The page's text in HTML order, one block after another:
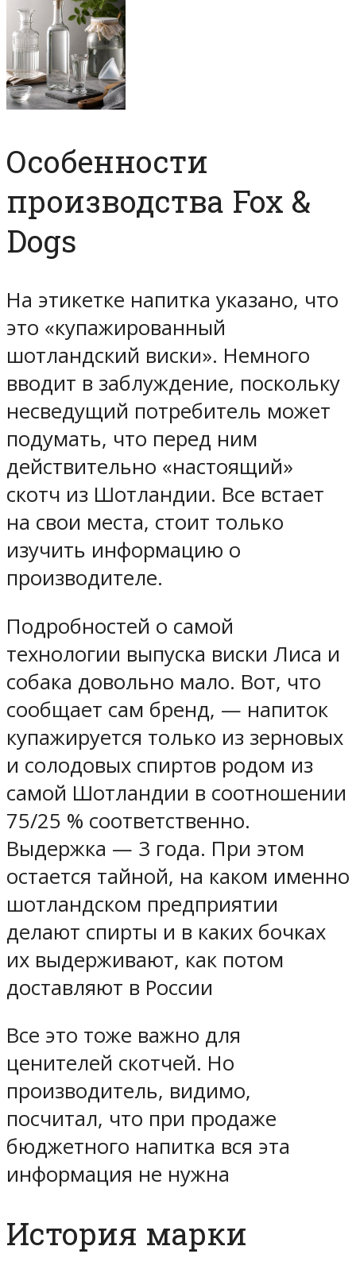
Особенности
производства Fox &
Dogs
На этикетке напитка указано, что
это «купажированный
шотландский виски». Немного
вводит в заблуждение, поскольку
несведущий потребитель может
подумать, что перед ним
действительно «настоящий»
скотч из Шотландии. Все встает
на свои места, стоит только
изучить информацию о
производителе.
Подробностей о самой
технологии выпуска виски Лиса и
собака довольно мало. Вот, что
сообщает сам бренд, — напиток
купажируется только из зерновых
и солодовых спиртов родом из
самой Шотландии в соотношении
75/25 % соответственно.
Выдержка — 3 года. При этом
остается тайной, на каком именно
шотландском предприятии
делают спирты и в каких бочках
их выдерживают, как потом
доставляют в России
Все это тоже важно для
ценителей скотчей. Но
производитель, видимо,
посчитал, что при продаже
бюджетного напитка вся эта
информация не нужна
История марки